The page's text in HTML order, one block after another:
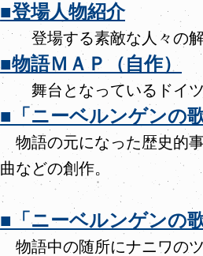
■登場人物紹介
登場する素敵な人々の解
■物語ＭＡＰ（自作）
舞台となっているドイツ
■「ニーベルンゲンの
物語の元になった歴史的
曲などの創作。
■「ニーベルンゲンの
物語中の随所にナニワの